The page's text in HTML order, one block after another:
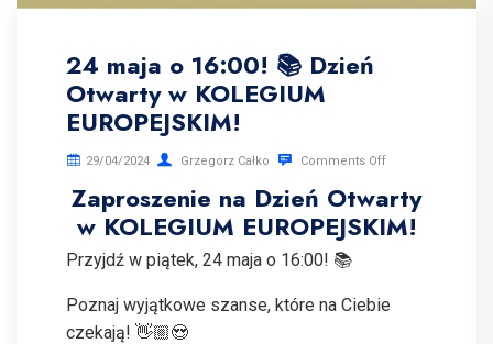
24 maja o 16:00! 📚 Dzień
Otwarty w KOLEGIUM
EUROPEJSKIM!
29/04/2024 Grzegorz Całko Comments Off
Zaproszenie na Dzień Otwarty
w KOLEGIUM EUROPEJSKIM!
Przyjdź w piątek, 24 maja o 16:00! 📚
Poznaj wyjątkowe szanse, które na Ciebie
czekają! 👋🏼😍